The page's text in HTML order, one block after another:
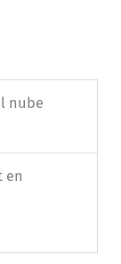
nube
en